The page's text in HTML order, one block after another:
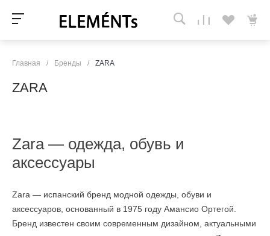
Главная / Бренды / ZARA
ZARA
Zara — одежда, обувь и
аксессуары
Zara — испанский бренд модной одежды, обуви и
аксессуаров, основанный в 1975 году Амансио Ортегой.
Бренд известен своим современным дизайном, актуальными